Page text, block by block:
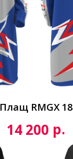
Плащ RMGX 18
14 200 р.